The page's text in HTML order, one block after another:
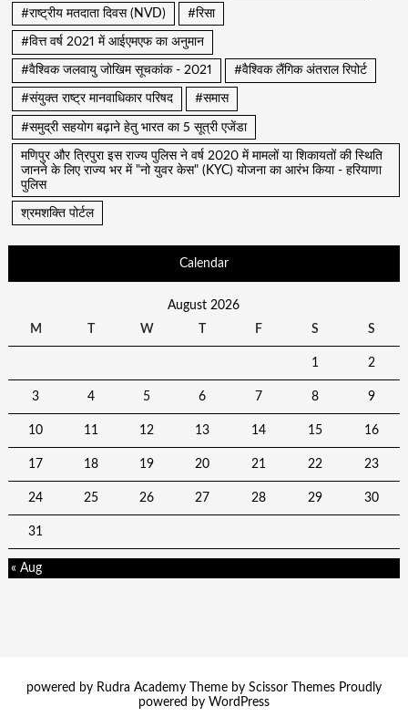
#राष्ट्रीय मतदाता दिवस (NVD) #रिसा
#वित्त वर्ष 2021 में आईएमएफ का अनुमान
#वैश्विक जलवायु जोखिम सूचकांक - 2021 #वैश्विक लैंगिक अंतराल रिपोर्ट
#संयुक्त राष्ट्र मानवाधिकार परिषद #समास
#समुद्री सहयोग बढ़ाने हेतु भारत का 5 सूत्री एजेंडा
मणिपुर और त्रिपुरा इस राज्य पुलिस ने वर्ष 2020 में मामलों या शिकायतों की स्थिति
जानने के लिए राज्य भर में "नो युवर केस" (KYC) योजना का आरंभ किया - हरियाणा
पुलिस
श्रमशक्ति पोर्टल
Calendar
August 2026
M
T W T F S S
1 2
3 4 5 6 7 8 9
10 11 12 13 14 15 16
17 18 19 20 21 22 23
24 25 26 27 28 29 30
31
« Aug
powered by Rudra Academy Theme by Scissor Themes Proudly
powered by WordPress